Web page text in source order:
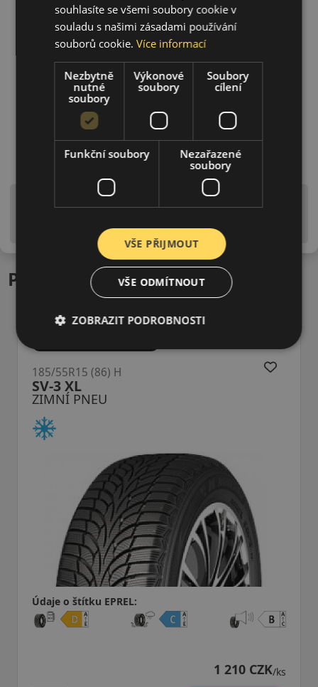
Upozornění! Hodnoty na štítku jsou pouze
is EU štítky ve smyslu dosud platné (předchozí) legislativy.
Podobné produkty
ZIMNÍ PNEU
SV-3 XL
185/55R15 (86) H
Údaje o štítku EPREL:
1 210 CZK/ks
souhlasíte se všemi soubory cookie v
souladu s našimi zásadami používání
souborů cookie.Více informací
Nezbytně
nutné
soubory
Výkonové
soubory
Soubory
cílení
Funkční soubory
Nezařazené
soubory
VŠE PŘIJMOUT
VŠE ODMÍTNOUT
ZOBRAZIT PODROBNOSTI